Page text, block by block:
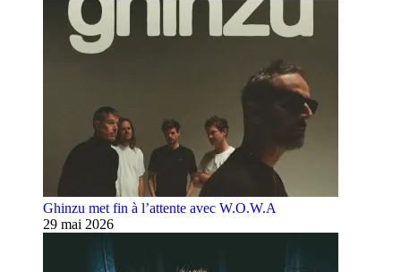
Ghinzu met fin à l’attente avec W.O.W.A
29 mai 2026